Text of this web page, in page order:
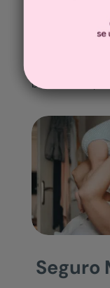
Nuestros
seguros de
beneficios
Seguro